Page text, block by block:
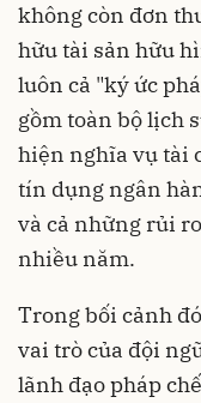
không còn đơn
hữu tài sản hữu
luôn cả "ký ức
gồm toàn bộ lịch
hiện nghĩa vụ tài
tín dụng ngân
và cả những rủi
nhiều năm.
Trong bối cảnh
vai trò của đội
lãnh đạo pháp